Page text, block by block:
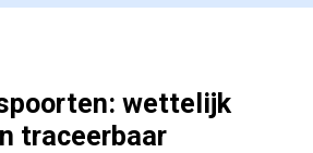
wettelijk
traceerbaar